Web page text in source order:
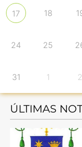
17 18
24 25
31 1 2
ÚLTIMAS